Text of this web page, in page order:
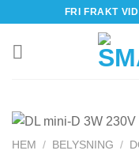
content
FRI FRAKT
HEM / BELYSNING /